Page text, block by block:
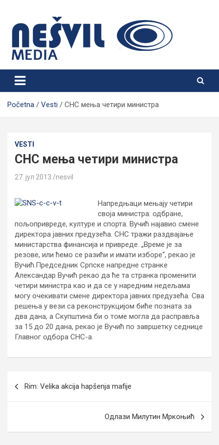
content
Nešvil Media Bogatić
Početna Vesti СНС мења четири министра
VESTI
СНС мења четири министра
27. јул 2013. nesvil
Напредњаци мењају четири
своја министра: одбране,
пољопривреде, културе и спорта. Вучић најавио смене
директора јавних предузећа. СНС тражи раздвајање
министарства финансија и привреде. „Време је за
резове, или ћемо се разићи и имати изборе“, рекао је
Вучић.Председник Српске напредне странке
Александар Вучић рекао да ће та странка променити
четири министра као и да се у наредним недељама
могу очекивати смене директора јавних предузећа. Сва
решења у вези са реконструкцијом биће позната за
два дана, а Скупштина би о томе могла да расправља
за 15 до 20 дана, рекао је Вучић по завршетку седнице
Главног одбора СНС-а.
Rim: Velika akcija hapšenja mafije
Одлази Милутин Мркоњић